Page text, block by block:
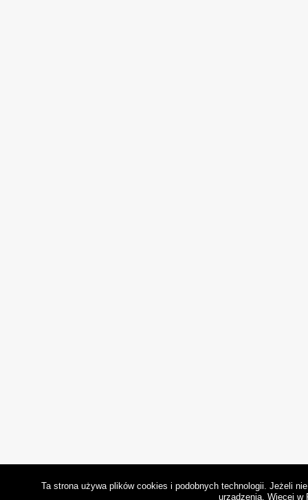
Ta strona używa plików cookies i podobnych technologii. Jeżeli
urządzenia. Więcej w